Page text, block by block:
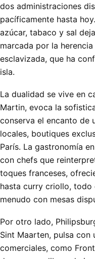
dos administraciones
pacíficamente hasta
azúcar, tabaco y sal
marcada por la
esclavizada, que ha
isla.
La dualidad se vive en
Martin, evoca la
conserva el encanto de
locales, boutiques
París. La gastronomía
con chefs que
toques franceses,
hasta curry criollo, todo
menudo con mesas
Por otro lado,
Sint Maarten, pulsa con
comerciales, como